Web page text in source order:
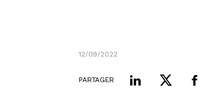
12/09/2022
PARTAGER